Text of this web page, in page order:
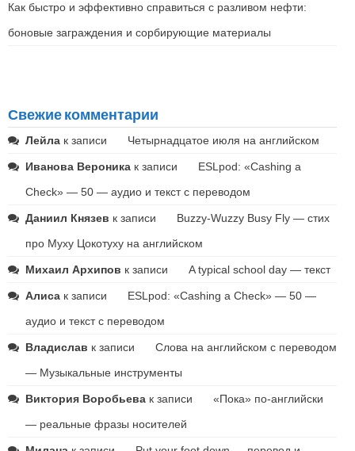
Как быстро и эффективно справиться с разливом нефти:
боновые заграждения и сорбирующие материалы
Свежие комментарии
Лейла к записи Четырнадцатое июля на английском
Иванова Вероника к записи
ESLpod: «Cashing a
Check» — 50 — аудио и текст с переводом
Даниил Князев к записи
Buzzy-Wuzzy Busy Fly — стих
про Муху Цокотуху на английском
Михаил Архипов к записи A typical school day — текст
Алиса к записи
ESLpod: «Cashing a Check» — 50 —
аудио и текст с переводом
Владислав к записи
Слова на английском с переводом
— Музыкальные инструменты
Виктория Воробьева к записи
«Пока» по-английски
— реальные фразы носителей